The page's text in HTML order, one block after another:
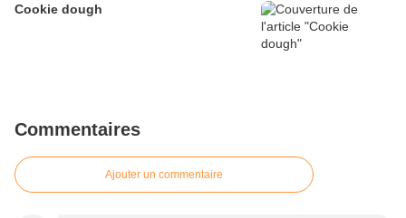
Cookie dough
Commentaires
Ajouter un commentaire